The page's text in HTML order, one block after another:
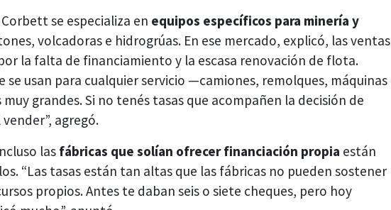
se especializa en equipos específicos para minería y
volcadoras e hidrogrúas. En ese mercado, explicó, las ventas
la falta de financiamiento y la escasa renovación de flota.
se usan para cualquier servicio —camiones, remolques, máquinas
grandes. Si no tenés tasas que acompañen la decisión de
agregó.
las fábricas que solían ofrecer financiación propia están
“Las tasas están tan altas que las fábricas no pueden sostener
propios. Antes te daban seis o siete cheques, pero hoy